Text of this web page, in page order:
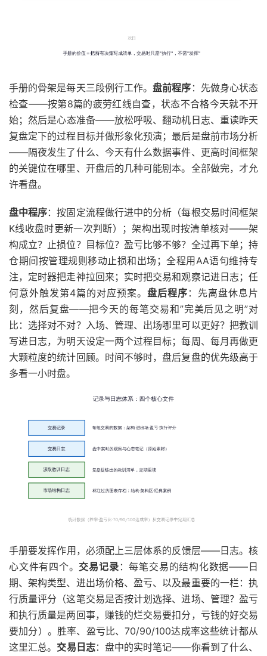
手册的骨架是每天三段例行工作。盘前程序 ：先做身心状态
检查——按第8篇的疲劳红线自查，状态不合格今天就不开
始；然后是心态准备——放松呼吸、翻动机日志、重读昨天
复盘定下的过程目标并做形象化预演；最后是盘前市场分析
——隔夜发生了什么、今天有什么数据事件、更高时间框架
的关键位在哪里、开盘后的几种可能剧本。全部做完，才允
许看盘。
盘中程序：按固定流程做行进中的分析（每根交易时间框架
K线收盘时更新一次判断）；架构出现时按清单核对——架
构成立？止损位？目标位？盈亏比够不够？全过再下单；持
仓期间按管理规则移动止损和出场；全程用AA语句维持专
注，定时器把走神拉回来；实时把交易和观察记进日志；任
何意外触发第4篇的对应预案。 盘后程序 ：先离盘休息片
刻，然后复盘——把今天的每笔交易和”完美后见之明”对
比：选择对不对？入场、管理、出场哪里可以更好？把教训
写进日志，为明天设定一两个过程目标；每周、每月再做更
大颗粒度的统计回顾。时间不够时，盘后复盘的优先级高于
多看一小时盘。
手册要发挥作用，必须配上三层体系的反馈层——日志。核
心文件有四个。 交易记录 ：每笔交易的结构化数据——日
期、架构类型、进出场价格、盈亏、以及最重要的一栏：执
行质量评分（这笔交易是否按计划选择、进场、管理？盈亏
和执行质量是两回事，赚钱的烂交易要扣分，亏钱的好交易
要加分）。胜率、盈亏比、70/90/100达成率这些统计都从
这里汇总。 交易日志：盘中的实时笔记——你看到了什么、